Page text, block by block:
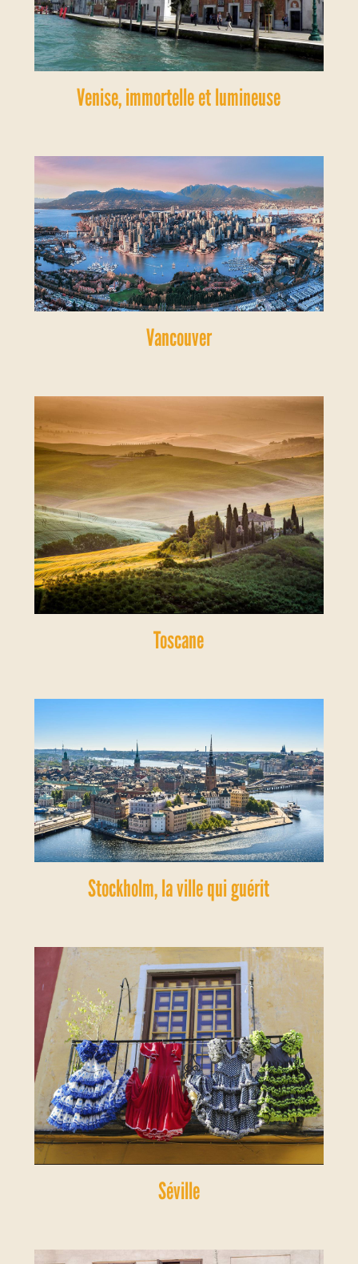
Venise, immortelle et lumineuse
Vancouver
Toscane
Stockholm, la ville qui guérit
Séville